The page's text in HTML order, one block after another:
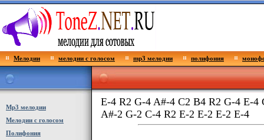
Мелодии мелодии с голосом mp3 мелодии полифония
Мp3 мелодии
Мелодии с голосом
Полифония
E-4 R2 G-4 A#-4 C2 B4 R2 G-4 E-
A#-2 G-2 C-4 R2 E-2 E-2 E-2 E-4